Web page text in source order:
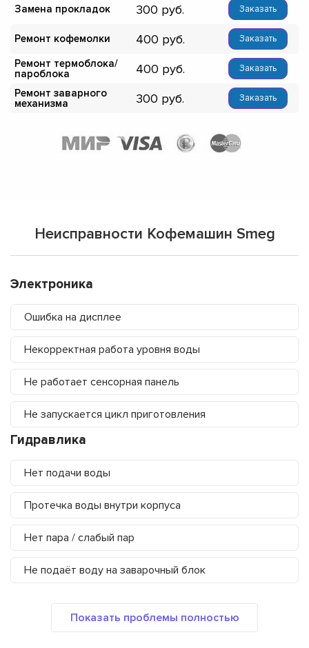
Замена прокладок 300 Заказать
Ремонт кофемолки 400 Заказать
Ремонт термоблока/
пароблока
400 Заказать
Ремонт заварного
механизма
300 Заказать
Неисправности Кофемашин Smeg
Электроника
Ошибка на дисплее
Некорректная работа уровня воды
Не работает сенсорная панель
Не запускается цикл приготовления
Гидравлика
Нет подачи воды
Протечка воды внутри корпуса
Нет пара / слабый пар
Не подаёт воду на заварочный блок